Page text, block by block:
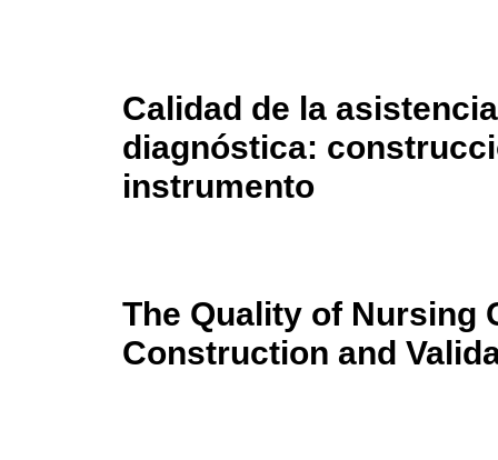
Calidad de la
diagnóstica:
instrumento
The Quality of Nursing
Construction and